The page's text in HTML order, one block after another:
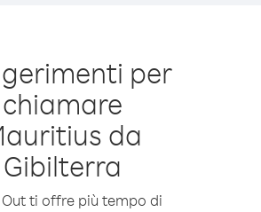
per
chiamare
da
Gibilterra
ti offre più tempo di